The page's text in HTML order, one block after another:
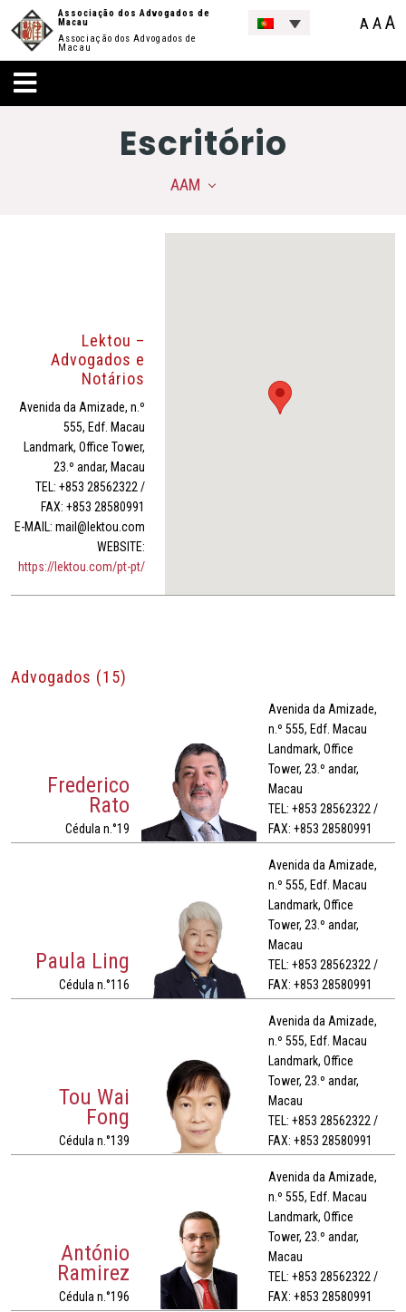
Associação dos Advogados de
Macau
Associação dos Advogados de
Macau
A AA
Escritório
AAM
Lektou –
Advogados e
Notários
Avenida da Amizade, n.º
555, Edf. Macau
Landmark, Office Tower,
23.º andar, Macau
TEL: +853 28562322 /
FAX: +853 28580991
E-MAIL: mail@lektou.com
WEBSITE:
https://lektou.com/pt-pt/
Advogados (15)
Frederico
Rato
Cédula n.°19
Avenida da Amizade,
n.º 555, Edf. Macau
Landmark, Office
Tower, 23.º andar,
Macau
TEL: +853 28562322 /
FAX: +853 28580991
Paula Ling
Cédula n.°116
Avenida da Amizade,
n.º 555, Edf. Macau
Landmark, Office
Tower, 23.º andar,
Macau
TEL: +853 28562322 /
FAX: +853 28580991
Tou Wai
Fong
Cédula n.°139
Avenida da Amizade,
n.º 555, Edf. Macau
Landmark, Office
Tower, 23.º andar,
Macau
TEL: +853 28562322 /
FAX: +853 28580991
António
Ramirez
Cédula n.°196
Avenida da Amizade,
n.º 555, Edf. Macau
Landmark, Office
Tower, 23.º andar,
Macau
TEL: +853 28562322 /
FAX: +853 28580991